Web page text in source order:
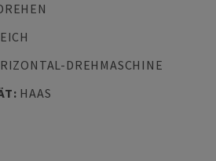
DREHMASCHINE
: HAAS